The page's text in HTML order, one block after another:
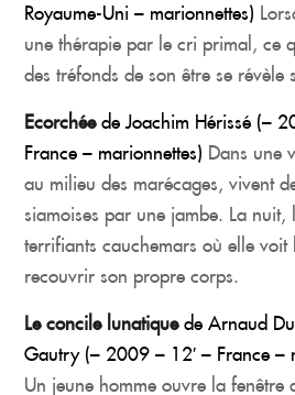
Royaume-Uni – marionnettes)
une thérapie par le cri primal, ce
des tréfonds de son être se révèle
Ecorchéede Joachim Hérissé (–
France – marionnettes) Dans une
au milieu des marécages, vivent
siamoises par une jambe. La nuit,
terrifiants cauchemars où elle
recouvrir son propre corps.
Le concile lunatiquede Arnaud
Gautry (– 2009 – 12′ – France –
Un jeune homme ouvre la fenêtre